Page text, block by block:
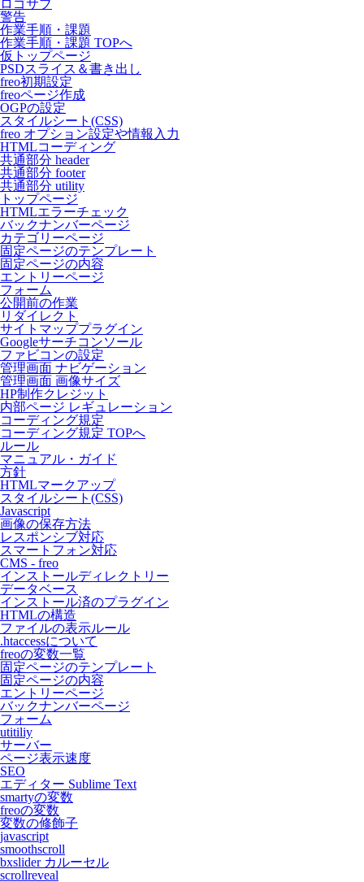
ロゴサブ
警告
作業手順・課題
作業手順・課題 TOPへ
仮トップページ
PSDスライス＆書き出し
freo初期設定
freoページ作成
OGPの設定
スタイルシート(CSS)
freo オプション設定や情報入力
HTMLコーディング
共通部分 header
共通部分 footer
共通部分 utility
トップページ
HTMLエラーチェック
バックナンバーページ
カテゴリーページ
固定ページのテンプレート
固定ページの内容
エントリーページ
フォーム
公開前の作業
リダイレクト
サイトマッププラグイン
Googleサーチコンソール
ファビコンの設定
管理画面 ナビゲーション
管理画面 画像サイズ
HP制作クレジット
内部ページ レギュレーション
コーディング規定
コーディング規定 TOPへ
ルール
マニュアル・ガイド
方針
HTMLマークアップ
スタイルシート(CSS)
Javascript
画像の保存方法
レスポンシブ対応
スマートフォン対応
CMS - freo
インストールディレクトリー
データベース
インストール済のプラグイン
HTMLの構造
ファイルの表示ルール
.htaccessについて
freoの変数一覧
固定ページのテンプレート
固定ページの内容
エントリーページ
バックナンバーページ
フォーム
utitiliy
サーバー
ページ表示速度
SEO
エディター Sublime Text
smartyの変数
freoの変数
変数の修飾子
javascript
smoothscroll
bxslider カルーセル
scrollreveal